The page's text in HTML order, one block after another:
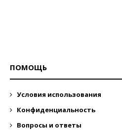
ПОМОЩЬ
Условия использования
Конфиденциальность
Вопросы и ответы